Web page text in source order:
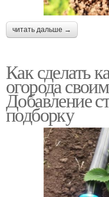
читать дальше →
Как сделать
огорода
Добавление
подборку